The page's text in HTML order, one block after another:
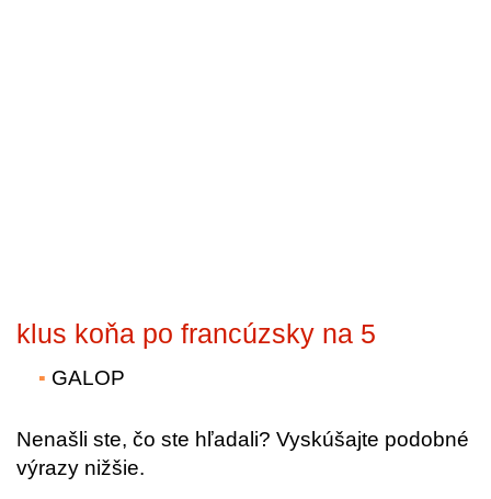
klus koňa po francúzsky na 5
GALOP
Nenašli ste, čo ste hľadali? Vyskúšajte podobné
výrazy nižšie.